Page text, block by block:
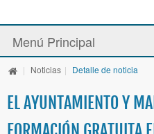
Menú Principal
Información y Recursos
Actividades y Programas
| Noticias | Detalle de noticia
EL AYUNTAMIENTO Y